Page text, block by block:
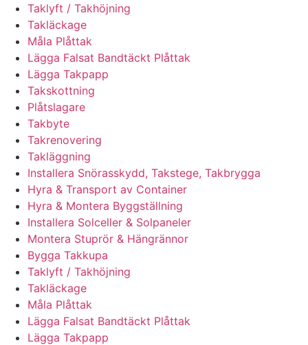
Taklyft / Takhöjning
Takläckage
Måla Plåttak
Lägga Falsat Bandtäckt Plåttak
Lägga Takpapp
Takskottning
Plåtslagare
Takbyte
Takrenovering
Takläggning
Installera Snörasskydd, Takstege, Takbrygga
Hyra & Transport av Container
Hyra & Montera Byggställning
Installera Solceller & Solpaneler
Montera Stuprör & Hängrännor
Bygga Takkupa
Taklyft / Takhöjning
Takläckage
Måla Plåttak
Lägga Falsat Bandtäckt Plåttak
Lägga Takpapp